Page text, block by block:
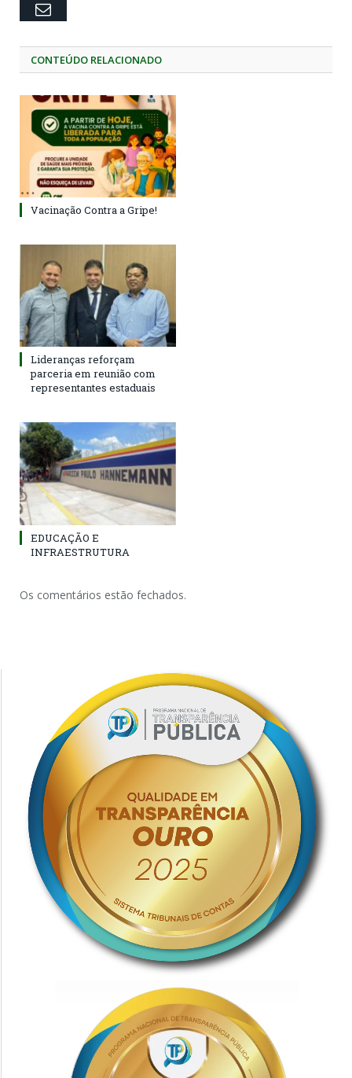
Email
CONTEÚDO RELACIONADO
Vacinação Contra a Gripe!
Lideranças reforçam
parceria em reunião com
representantes estaduais
EDUCAÇÃO E
INFRAESTRUTURA
Os comentários estão fechados.